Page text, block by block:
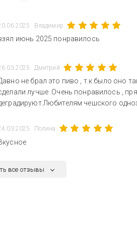
Владимир
июнь 2025 понравилось
Дмитрий
не брал это пиво , т.к было оно
лучше .Очень понравилось ,
чешского
Полина
все отзывы